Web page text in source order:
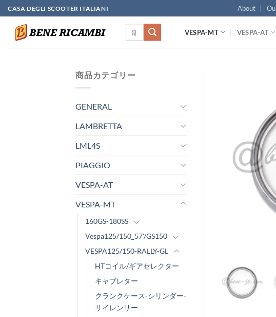
Skip
to
content
CASA DEGLI SCOOTER ITALIANI About
VESPA-MT VESPA-AT
商品カテゴリー
GENERAL
LAMBRETTA
LML4S
PIAGGIO
VESPA-AT
VESPA-MT
160GS-180SS
Vespa125/150_57'/GS150
VESPA125/150-RALLY-GL
HTコイル/ギアセレクター
キャブレター
クランクケース-シリンダー-
サイレンサー